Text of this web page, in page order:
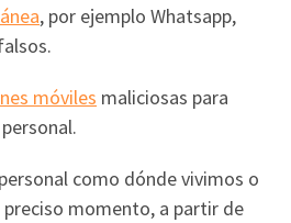
, por ejemplo Whatsapp,
móviles maliciosas para
como dónde vivimos o
momento, a partir de